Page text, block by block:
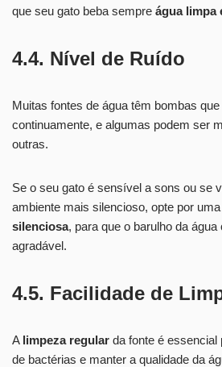
que seu gato beba sempre água limpa
4.4. Nível de Ruído
Muitas fontes de água têm bombas
continuamente, e algumas podem ser
outras.
Se o seu gato é sensível a sons ou se
ambiente mais silencioso, opte por
silenciosa, para que o barulho da
agradável.
4.5. Facilidade de
A limpeza regular da fonte é essencial
de bactérias e manter a qualidade da